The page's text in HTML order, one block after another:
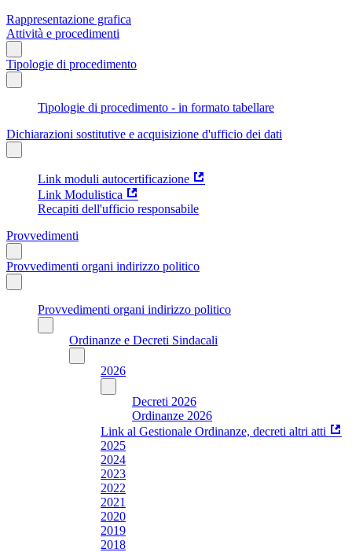
Rappresentazione grafica
Attività e procedimenti
Tipologie di procedimento
Tipologie di procedimento - in formato tabellare
Dichiarazioni sostitutive e acquisizione d'ufficio dei dati
Link moduli autocertificazione
Link Modulistica
Recapiti dell'ufficio responsabile
Provvedimenti
Provvedimenti organi indirizzo politico
Provvedimenti organi indirizzo politico
Ordinanze e Decreti Sindacali
2026
Decreti 2026
Ordinanze 2026
Link al Gestionale Ordinanze, decreti altri atti
2025
2024
2023
2022
2021
2020
2019
2018